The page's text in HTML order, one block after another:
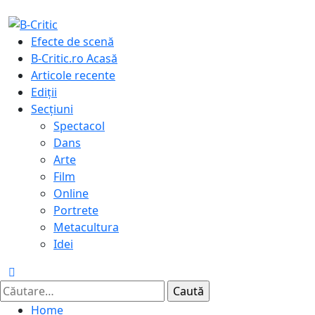
to
content
Primary
Menu
Efecte de scenă
B-Critic.ro Acasă
Articole recente
Ediții
Secțiuni
Spectacol
Dans
Arte
Film
Online
Portrete
Metacultura
Idei
Caută
după:Home